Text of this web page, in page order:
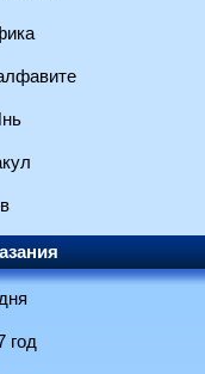
год